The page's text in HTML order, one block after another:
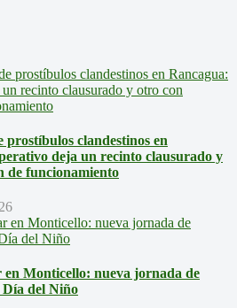
prostíbulos clandestinos en
deja un recinto clausurado y
de funcionamiento
en Monticello: nueva jornada de
Día del Niño